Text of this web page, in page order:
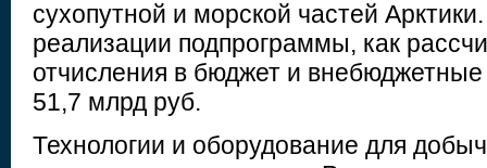
сухопутной и морской частей
реализации подпрограммы, как
отчисления в бюджет и
51,7 млрд руб.
Технологии и оборудование для